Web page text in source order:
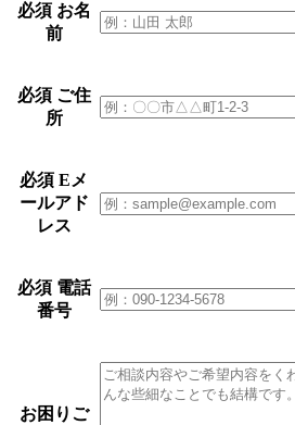
必須お名
前
必須ご住
所
必須 Eメ
ールアド
レス
必須電話
番号
お困りご